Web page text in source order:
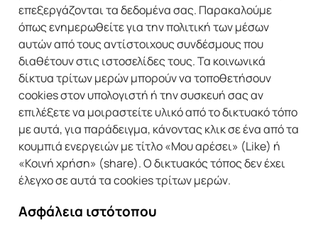
επεξεργάζονται τα δεδομένα σας. Παρακαλούμε
όπως ενημερωθείτε για την πολιτική των μέσων
αυτών από τους αντίστοιχους συνδέσμους που
διαθέτουν στις ιστοσελίδες τους. Τα κοινωνικά
δίκτυα τρίτων μερών μπορούν να τοποθετήσουν
cookies στον υπολογιστή ή την συσκευή σας αν
επιλέξετε να μοιραστείτε υλικό από το δικτυακό τόπο
με αυτά, για παράδειγμα, κάνοντας κλικ σε ένα από τα
κουμπιά ενεργειών με τίτλο «Μου αρέσει» (Like) ή
«Κοινή χρήση» (share). Ο δικτυακός τόπος δεν έχει
έλεγχο σε αυτά τα cookies τρίτων μερών.
Ασφάλεια ιστότοπου